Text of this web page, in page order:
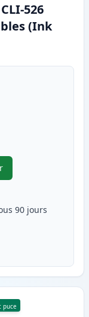
526
(Ink
10 Canon PGI-525
90 jours
puce